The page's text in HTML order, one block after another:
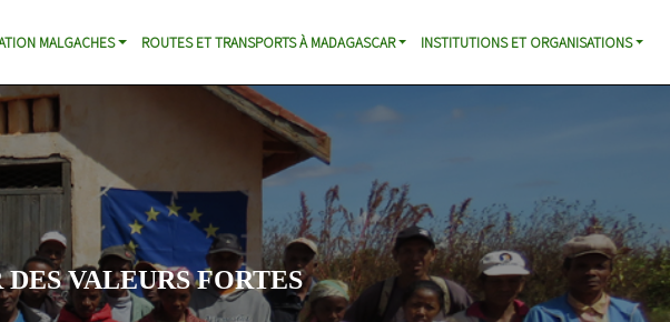
MALGACHES ROUTES ET TRANSPORTS À MADAGASCAR INSTITUTIONS ET ORGANISATIONS
VALEURS FORTES